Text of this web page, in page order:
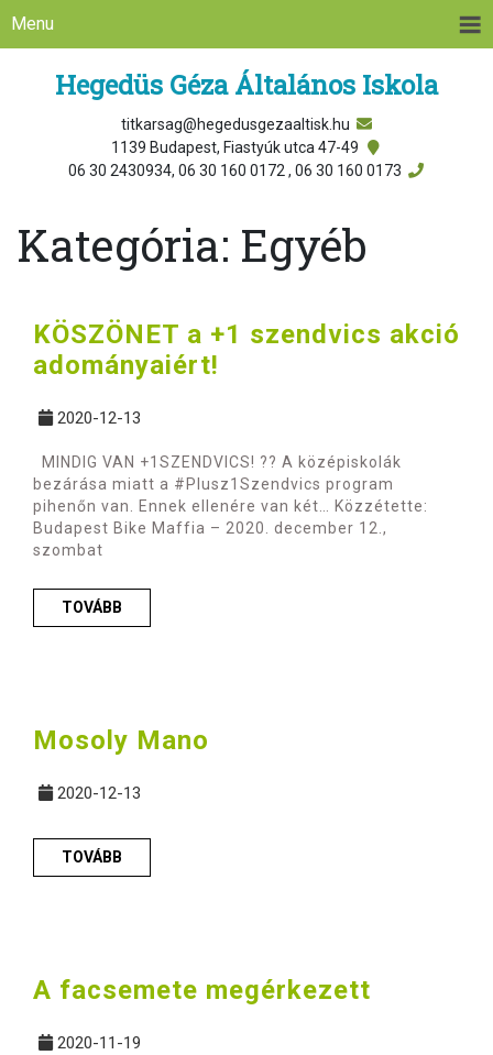
Menu
Hegedüs Géza Általános Iskola
titkarsag@hegedusgezaaltisk.hu
1139 Budapest, Fiastyúk utca 47-49
06 30 2430934, 06 30 160 0172 , 06 30 160 0173
Kategória: Egyéb
KÖSZÖNET a +1 szendvics akció
adományaiért!
2020-12-13
MINDIG VAN +1SZENDVICS! ?? A középiskolák
bezárása miatt a #Plusz1Szendvics program
pihenőn van. Ennek ellenére van két… Közzétette:
Budapest Bike Maffia – 2020. december 12.,
szombat
TOVÁBB
Mosoly Mano
2020-12-13
TOVÁBB
A facsemete megérkezett
2020-11-19